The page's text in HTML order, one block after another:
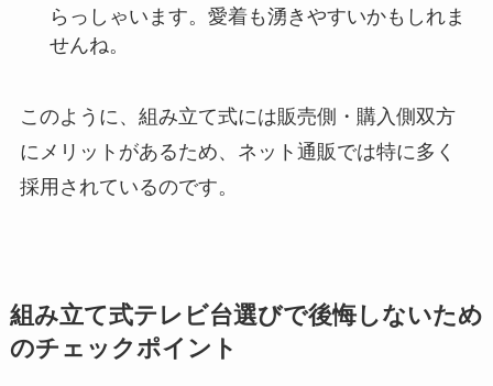
らっしゃいます。愛着も湧きやすいかもしれま
せんね。
このように、組み立て式には販売側・購入側双方
にメリットがあるため、ネット通販では特に多く
採用されているのです。
組み立て式テレビ台選びで後悔しないため
のチェックポイント